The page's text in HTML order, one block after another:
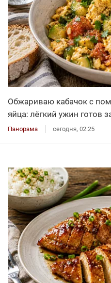
Обжариваю кабачок с
яйца: лёгкий ужин готов
Панорама сегодня, 02:25